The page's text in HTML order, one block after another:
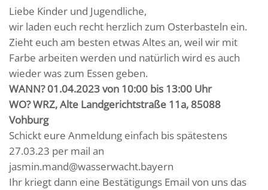
Liebe Kinder und Jugendliche,
wir laden euch recht herzlich zum Osterbasteln ein.
Zieht euch am besten etwas Altes an, weil wir mit
Farbe arbeiten werden und natürlich wird es auch
wieder was zum Essen geben.
WANN? 01.04.2023 von 10:00 bis 13:00 Uhr
WO? WRZ, Alte Landgerichtstraße 11a, 85088
Vohburg
Schickt eure Anmeldung einfach bis spätestens
27.03.23 per mail an
jasmin.mand@wasserwacht.bayern
Ihr kriegt dann eine Bestätigungs Email von uns das